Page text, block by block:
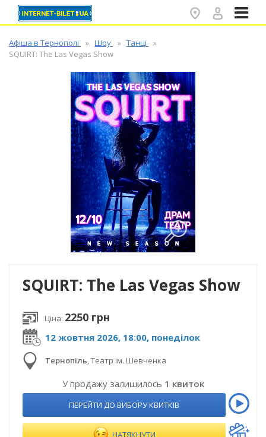
Афіша в Тернополі Шоу
Танці
SQUIRT: The Las Vegas Show
SQUIRT: The Las Vegas Show
12 жовтня 2026, 18:00, понеділок
Тернопіль,Театр ім. Шевченка
У продажу залишилось 1 квиток
ПЕРЕЙТИ ДО ВИБОРУ КВИТКІВ
НАТЯКНУТИ
Ціна: 2250 грн